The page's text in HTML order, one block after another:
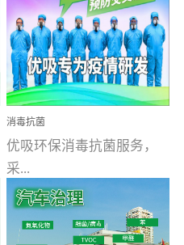
消毒抗菌
优吸环保消毒抗菌服务，
采...
用行业公认奥维牌消毒